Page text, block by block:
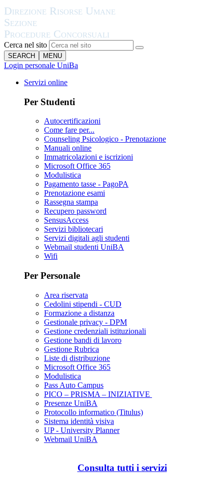
Cerca nel sito
SEARCH MENU
Login personale UniBa
Servizi online
Per Studenti
Autocertificazioni
Come fare per...
Counseling Psicologico - Prenotazione
Manuali online
Immatricolazioni e iscrizioni
Microsoft Office 365
Modulistica
Pagamento tasse - PagoPA
Prenotazione esami
Rassegna stampa
Recupero password
SensusAccess
Servizi bibliotecari
Servizi digitali agli studenti
Webmail studenti UniBA
Wifi
Per Personale
Area riservata
Cedolini stipendi - CUD
Formazione a distanza
Gestionale privacy - DPM
Gestione credenziali istituzionali
Gestione bandi di lavoro
Gestione Rubrica
Liste di distribuzione
Microsoft Office 365
Modulistica
Pass Auto Campus
PICO – PRISMA – INIZIATIVE
Presenze UniBA
Protocollo informatico (Titulus)
Sistema identità visiva
UP - University Planner
Webmail UniBA
Consulta tutti i servizi